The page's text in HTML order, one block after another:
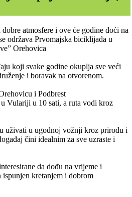
atmosfere i ove će godine doći na
održava Prvomajska biciklijada u
Orehovica
koji svake godine okuplja sve veći
i boravak na otvorenom.
i Podbrest
Vulariji u 10 sati, a ruta vodi kroz
uživati u ugodnoj vožnji kroz prirodu i
čini idealnim za sve uzraste i
da dođu na vrijeme i
kretanjem i dobrom